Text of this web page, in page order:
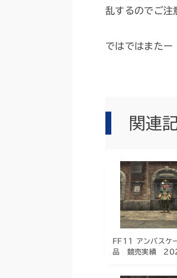
乱するのでご注
ではではまたー
関連
FF11 アンバスケ
品 競売実績